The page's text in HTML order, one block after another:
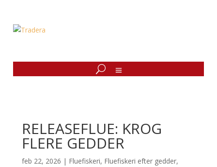
RELEASEFLUE: KROG
FLERE GEDDER
feb 22, 2026 | Fluefiskeri, Fluefiskeri efter gedder,